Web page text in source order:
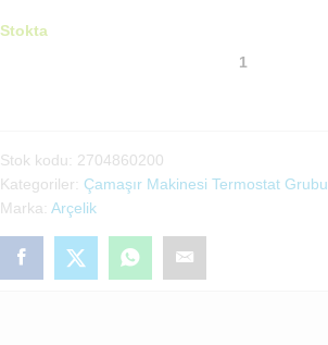
Stokta
Stok kodu: 2704860200
Kategoriler: Çamaşır Makinesi Termostat Grubu
Marka: Arçelik